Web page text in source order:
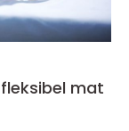
mat